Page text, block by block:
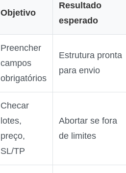
Objetivo
Resultado
esperado
Preencher
campos
obrigatórios
Estrutura pronta
para envio
Checar
lotes,
preço,
SL/TP
Abortar se fora
de limites